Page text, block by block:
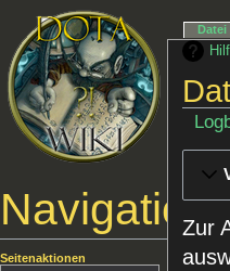
Zur
Datei
Seitenaktionen